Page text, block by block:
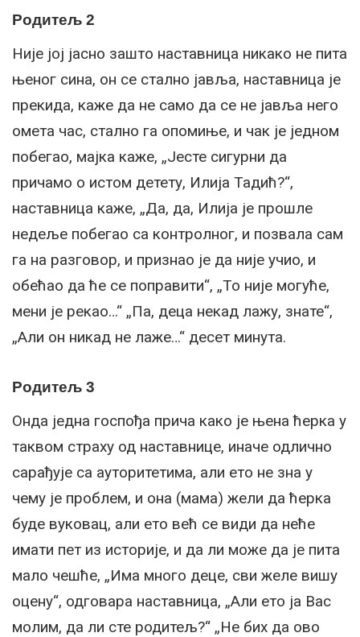
Родитељ 2
Није јој јасно зашто наставница никако не пита
њеног сина, он се стално јавља, наставница је
прекида, каже да не само да се не јавља него
омета час, стално га опомиње, и чак је једном
побегао, мајка каже, „Јесте сигурни да
причамо о истом детету, Илија Тадић?“,
наставница каже, „Да, да, Илија је прошле
недеље побегао са контролног, и позвала сам
га на разговор, и признао је да није учио, и
обећао да ће се поправити“, „То није могуће,
мени је рекао…“ „Па, деца некад лажу, знате“,
„Али он никад не лаже…“ десет минута.
Родитељ 3
Онда једна госпођа прича како је њена ћерка у
таквом страху од наставнице, иначе одлично
сарађује са ауторитетима, али ето не зна у
чему је проблем, и она (мама) жели да ћерка
буде вуковац, али ето већ се види да неће
имати пет из историје, и да ли може да је пита
мало чешће, „Има много деце, сви желе вишу
оцену“, одговара наставница, „Али ето ја Вас
молим, да ли сте родитељ?“ „Не бих да ово